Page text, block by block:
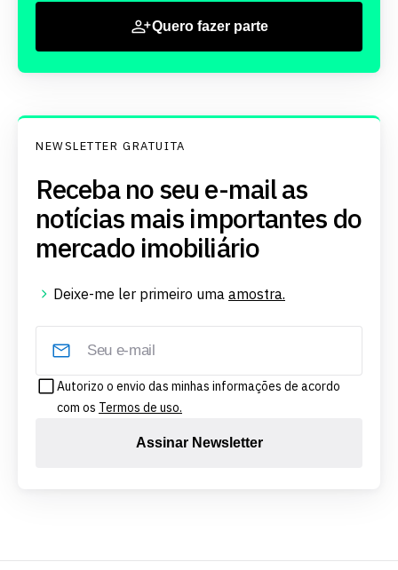
Quero fazer parte
NEWSLETTER GRATUITA
Receba no seu e-mail as
notícias mais importantes do
mercado imobiliário
Deixe-me ler primeiro uma amostra.
Autorizo o envio das minhas informações de acordo
com os Termos de uso.
Assinar Newsletter